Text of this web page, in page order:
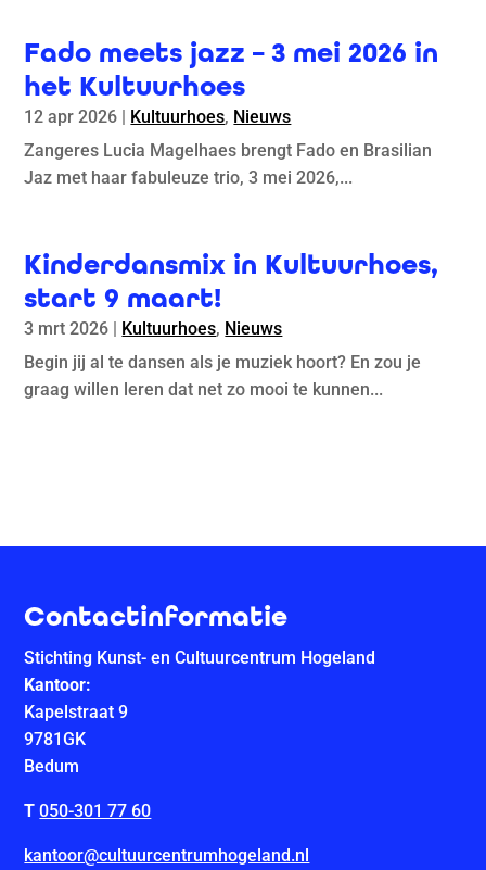
Fado meets jazz – 3 mei 2026 in
het Kultuurhoes
12 apr 2026 Kultuurhoes, Nieuws
Zangeres Lucia Magelhaes brengt Fado en Brasilian
Jaz met haar fabuleuze trio, 3 mei 2026,...
Kinderdansmix in Kultuurhoes,
start 9 maart!
3 mrt 2026 Kultuurhoes, Nieuws
Begin jij al te dansen als je muziek hoort? En zou je
graag willen leren dat net zo mooi te kunnen...
Contactinformatie
Stichting Kunst- en Cultuurcentrum Hogeland
Kantoor:
Kapelstraat 9
9781GK
Bedum
T 050-301 77 60
kantoor@cultuurcentrumhogeland.nl